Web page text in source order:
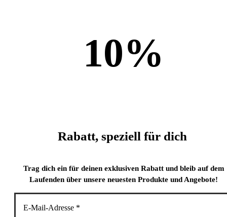
10%
Rabatt, speziell für dich
Trag dich ein für deinen exklusiven Rabatt und bleib auf dem
Laufenden über unsere neuesten Produkte und Angebote!